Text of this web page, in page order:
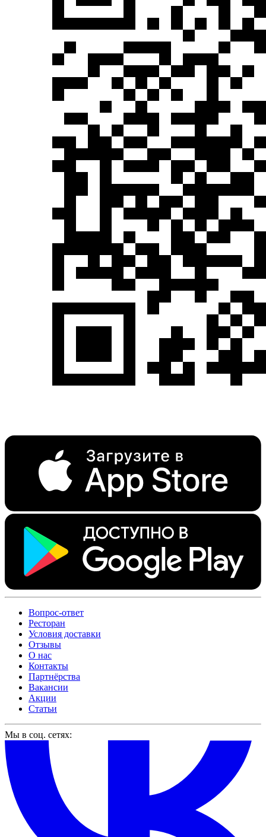
Вопрос-ответ
Ресторан
Условия доставки
Отзывы
О нас
Контакты
Партнёрства
Вакансии
Акции
Статьи
Мы в соц. сетях: